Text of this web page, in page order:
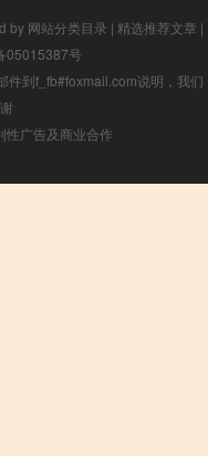
by 网站分类目录 | 精选推荐文章 |
05015387号
件到f_fb#foxmail.com说明，我们
性广告及商业合作